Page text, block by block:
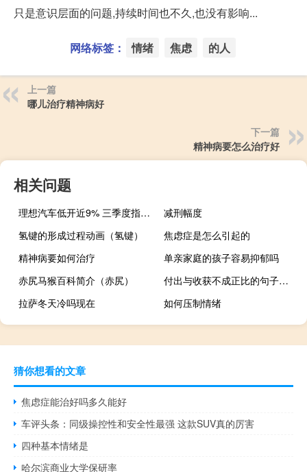
只是意识层面的问题,持续时间也不久,也没有影响...
网络标签： 情绪 焦虑 的人
上一篇
哪儿治疗精神病好
下一篇
精神病要怎么治疗好
相关问题
理想汽车低开近9% 三季度指引不及预期
减刑幅度
氢键的形成过程动画（氢键）
焦虑症是怎么引起的
精神病要如何治疗
单亲家庭的孩子容易抑郁吗
赤尻马猴百科简介（赤尻）
付出与收获不成正比的句子（付出与收获的名言）
拉萨冬天冷吗现在
如何压制情绪
猜你想看的文章
焦虑症能治好吗多久能好
车评头条：同级操控性和安全性最强 这款SUV真的厉害
四种基本情绪是
哈尔滨商业大学保研率